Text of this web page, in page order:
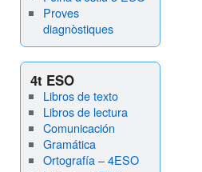
Proves
diagnòstiques
4t ESO
Libros de texto
Libros de lectura
Comunicación
Gramática
Ortografía – 4ESO